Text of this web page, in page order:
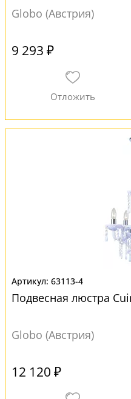
Globo (Австрия)
9 293 ₽
63113-4
Подвесная люстра
Globo (Австрия)
12 120 ₽